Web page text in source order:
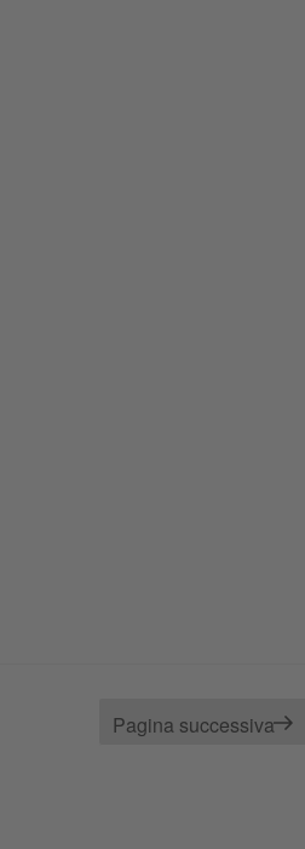
Pagina successiva